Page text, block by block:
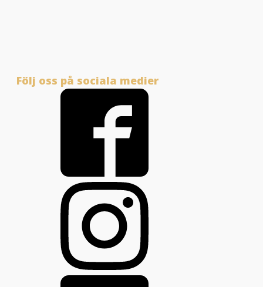
Följ oss på sociala medier